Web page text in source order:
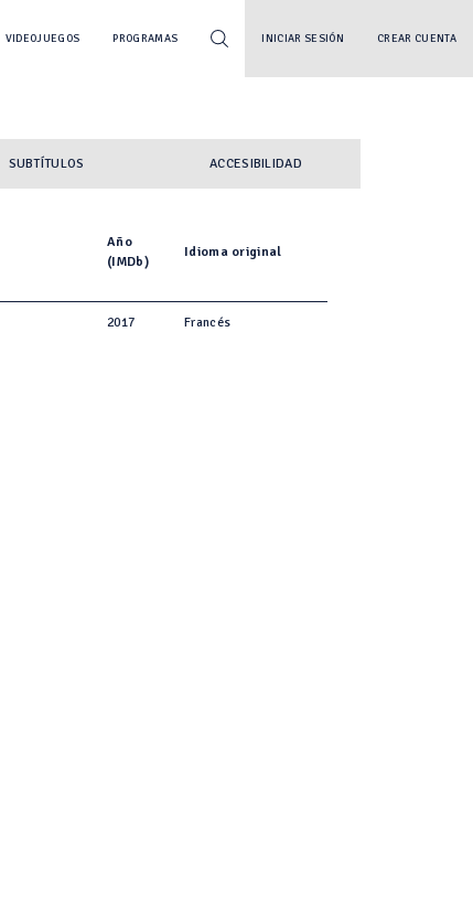
VIDEOJUEGOS PROGRAMAS INICIAR SESIÓN CREAR CUENTA
SUBTÍTULOS ACCESIBILIDAD
Año
(IMDb)
Idioma original
2017 Francés